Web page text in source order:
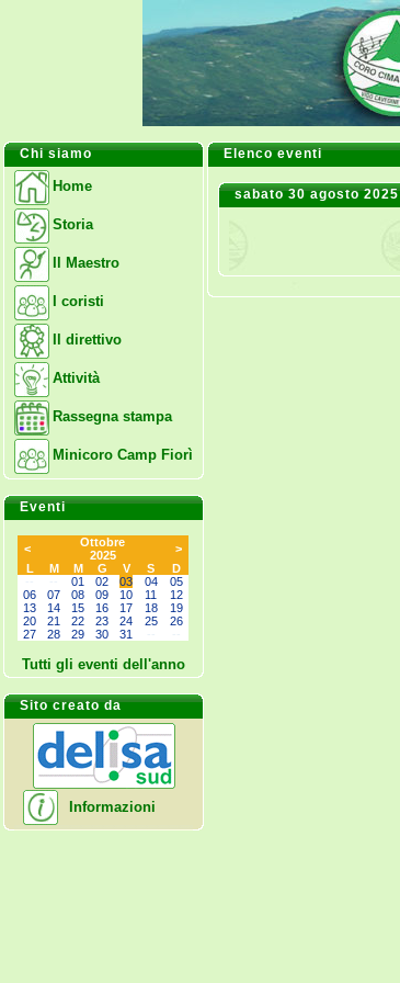
Chi siamo
Home
Storia
Il Maestro
I coristi
Il direttivo
Attività
Rassegna stampa
Minicoro Camp Fiorì
Eventi
<
Ottobre
2025
>
L
M M G V S
D
01 02 03 04
05
06
07 08 09 10 11
12
13
14 15 16 17 18
19
20
21 22 23 24 25
26
27
28 29 30 31
Tutti gli eventi dell'anno
Sito creato da
Informazioni
Elenco eventi
sabato 30 agosto 2025